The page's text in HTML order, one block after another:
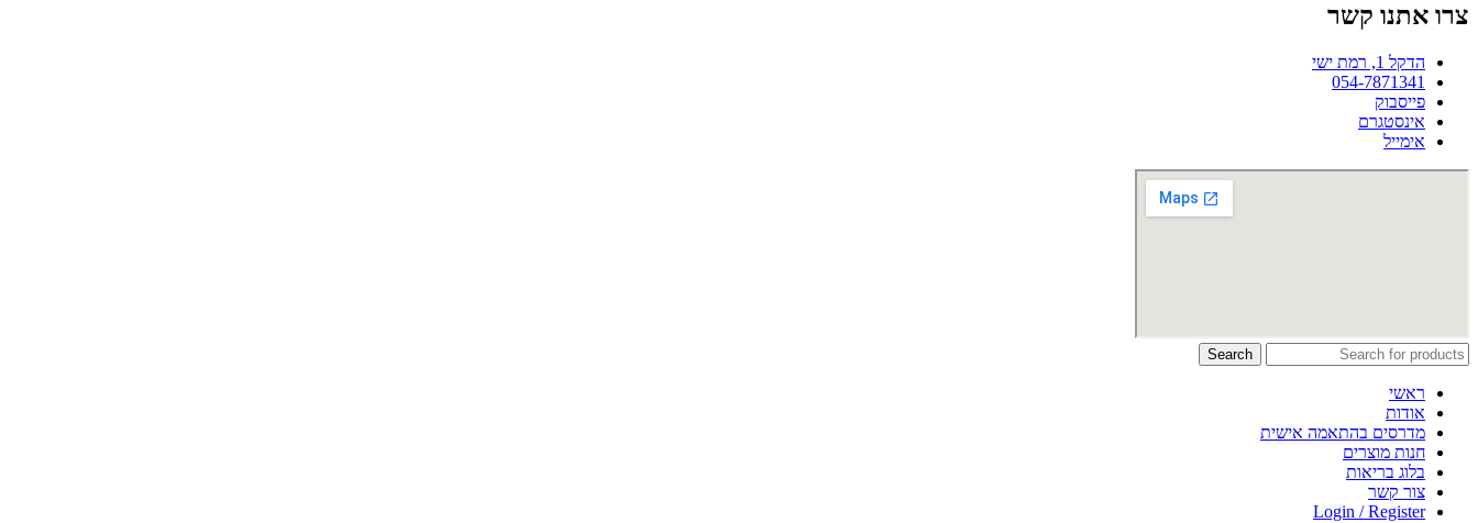
צרו אתנו קשר
הדקל 1, רמת ישי
054-7871341
פייסבוק
אינסטגרם
אימייל
Search
ראשי
אודות
מדרסים בהתאמה אישית
חנות מוצרים
בלוג בריאות
צור קשר
Login / Register